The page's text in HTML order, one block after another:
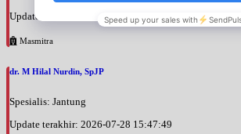
Update terakhir: 2026-07-28 16:12:51
Masmitra
dr. M Hilal Nurdin, SpJP
Spesialis: Jantung
Update terakhir: 2026-07-28 15:47:49